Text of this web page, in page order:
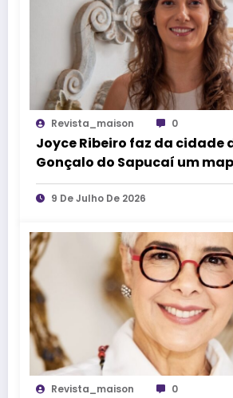
Revista_maison 0
Joyce Ribeiro faz da cidade
Gonçalo do Sapucaí um
causos, memórias e arte
9 De Julho De 2026
Revista_maison 0